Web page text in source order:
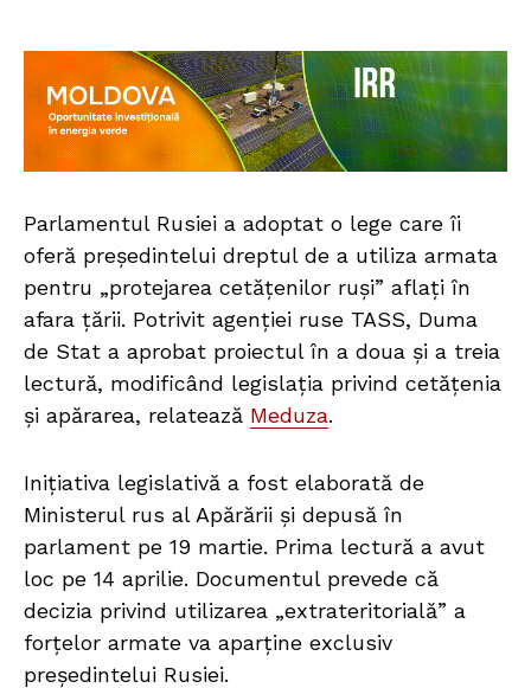
Parlamentul Rusiei a adoptat o lege care îi
oferă președintelui dreptul de a utiliza armata
pentru „protejarea cetățenilor ruși” aflați în
afara țării. Potrivit agenției ruse TASS, Duma
de Stat a aprobat proiectul în a doua și a treia
lectură, modificând legislația privind cetățenia
și apărarea, relatează Meduza.
Inițiativa legislativă a fost elaborată de
Ministerul rus al Apărării și depusă în
parlament pe 19 martie. Prima lectură a avut
loc pe 14 aprilie. Documentul prevede că
decizia privind utilizarea „extrateritorială” a
forțelor armate va aparține exclusiv
președintelui Rusiei.